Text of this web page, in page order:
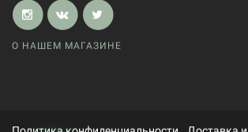
О НАШЕМ МАГАЗИНЕ